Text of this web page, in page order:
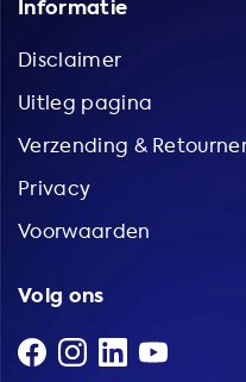
Informatie
Disclaimer
Uitleg pagina
Verzending &
Privacy
Voorwaarden
Volg ons